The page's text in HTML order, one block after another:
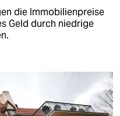
die Immobilienpreise
Geld durch niedrige